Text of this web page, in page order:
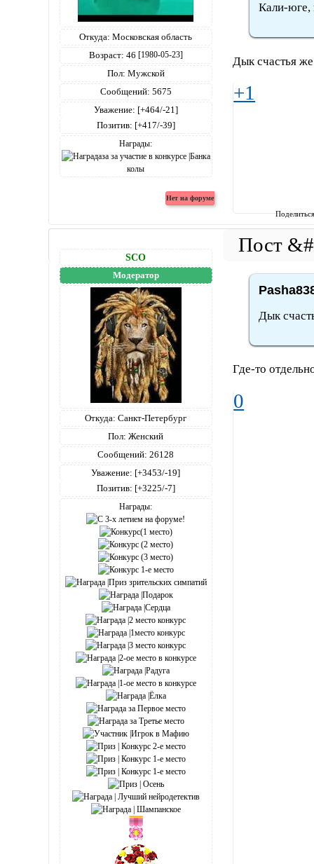
Откуда: Московская область
Возраст: 46 [1980-05-23]
Пол: Мужской
Сообщений: 5675
Уважение: [+464/-21]
Позитив: [+417/-39]
Награды:
Кали-юге,
Дык счастья
+1
SCO
Модератор
Откуда: Санкт-Петербург
Пол: Женский
Сообщений: 26128
Уважение: [+3453/-19]
Позитив: [+3225/-7]
Награды:
Дык
Где-то
0